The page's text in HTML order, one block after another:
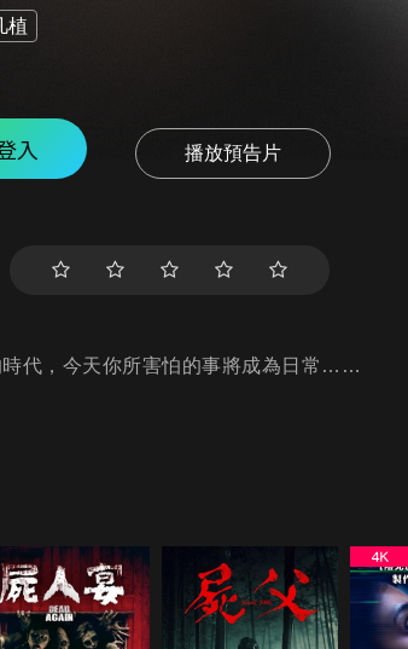
植
入 播放預告片
時代，今天你所害怕的事將成為日常……